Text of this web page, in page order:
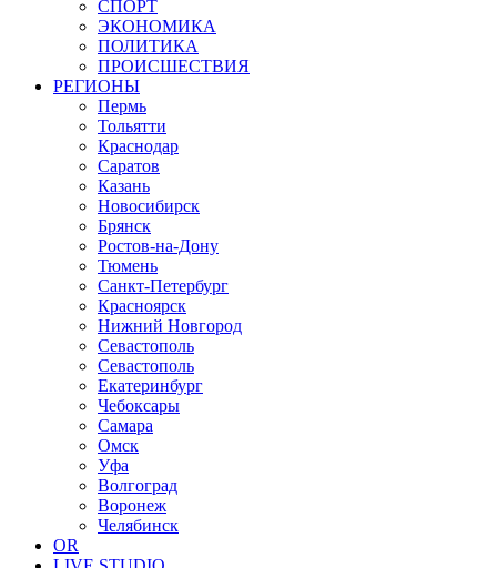
СПОРТ
ЭКОНОМИКА
ПОЛИТИКА
ПРОИСШЕСТВИЯ
РЕГИОНЫ
Пермь
Тольятти
Краснодар
Саратов
Казань
Новосибирск
Брянск
Ростов-на-Дону
Тюмень
Санкт-Петербург
Красноярск
Нижний Новгород
Севастополь
Севастополь
Екатеринбург
Чебоксары
Самара
Омск
Уфа
Волгоград
Воронеж
Челябинск
OR